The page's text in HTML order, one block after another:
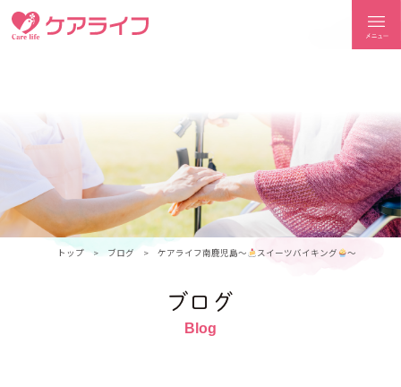
トップ ブログ ケアライフ南鹿児島～ スイーツバイキング ～
ブログ